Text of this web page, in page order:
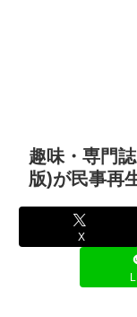
趣味・専門
版)が民事再
X